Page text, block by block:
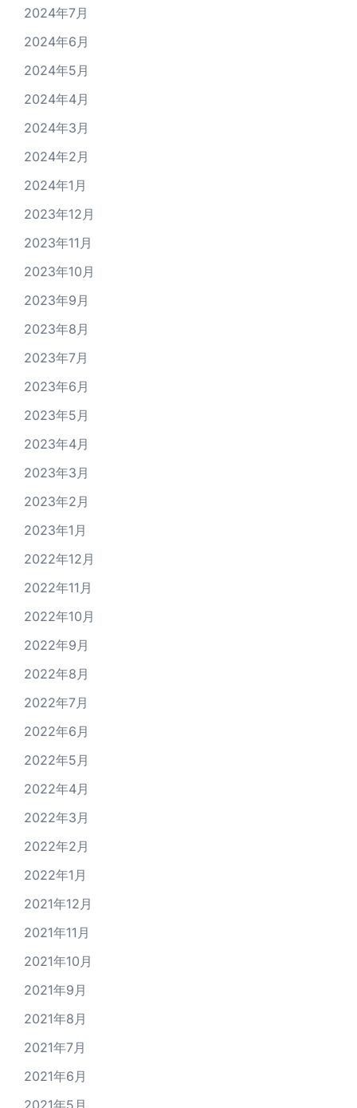
2024年7月
2024年6月
2024年5月
2024年4月
2024年3月
2024年2月
2024年1月
2023年12月
2023年11月
2023年10月
2023年9月
2023年8月
2023年7月
2023年6月
2023年5月
2023年4月
2023年3月
2023年2月
2023年1月
2022年12月
2022年11月
2022年10月
2022年9月
2022年8月
2022年7月
2022年6月
2022年5月
2022年4月
2022年3月
2022年2月
2022年1月
2021年12月
2021年11月
2021年10月
2021年9月
2021年8月
2021年7月
2021年6月
2021年5月